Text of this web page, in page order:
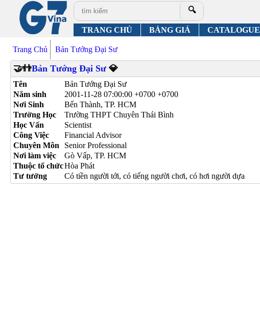
🔍
TRANG CHỦ BẢNG GIÁ CATALOGUE
Trang Chủ Bản Tướng Đại Sư
🤝👬Bản Tướng Đại Sư 💎
Tên
Bản Tướng Đại Sư
Năm sinh
2001-11-28 07:00:00 +0700 +0700
Nơi Sinh
Bến Thành, TP. HCM
Trường Học
Trường THPT Chuyên Thái Bình
Học Vấn
Scientist
Công Việc
Financial Advisor
Chuyên Môn
Senior Professional
Nơi làm việc
Gò Vấp, TP. HCM
Thuộc tổ chứcHòa Phát
Tư tưởng
Có tiền người tới, có tiếng người chơi, có hơi người dựa